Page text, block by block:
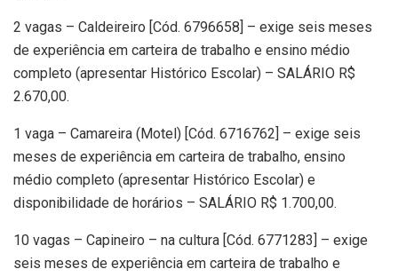
2 vagas – Caldeireiro [Cód. 6796658] – exige seis meses
de experiência em carteira de trabalho e ensino médio
completo (apresentar Histórico Escolar) – SALÁRIO R$
2.670,00.
1 vaga – Camareira (Motel) [Cód. 6716762] – exige seis
meses de experiência em carteira de trabalho, ensino
médio completo (apresentar Histórico Escolar) e
disponibilidade de horários – SALÁRIO R$ 1.700,00.
10 vagas – Capineiro – na cultura [Cód. 6771283] – exige
seis meses de experiência em carteira de trabalho e